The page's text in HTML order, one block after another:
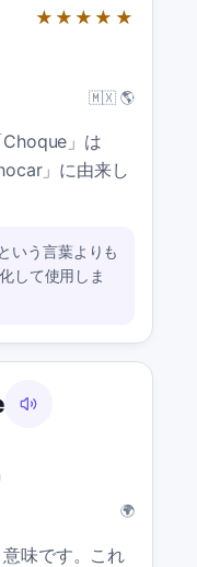
★★★★★
🇲🇽 🌎
」は
」に由来し
いう言葉よりも
して使用しま
🌍
意味です。これ